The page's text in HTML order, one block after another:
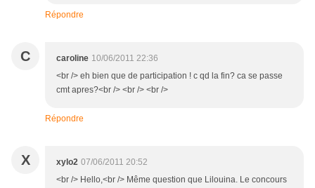
Répondre
C caroline 10/06/2011 22:36
<br /> eh bien que de participation ! c qd la fin? ca se passe
cmt apres?<br /> <br /> <br />
Répondre
X xylo2 07/06/2011 20:52
<br /> Hello,<br /> Même question que Lilouina. Le concours